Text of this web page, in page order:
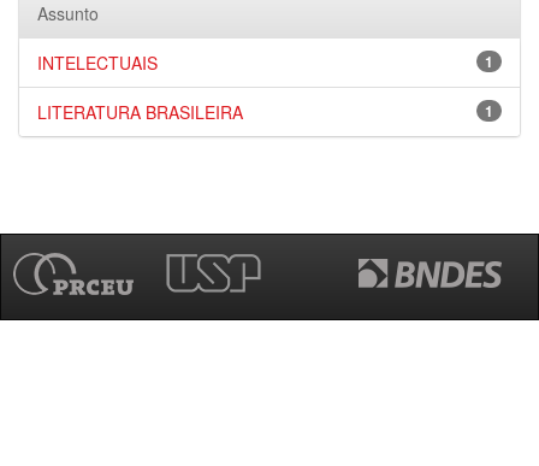
Assunto
1
INTELECTUAIS
1
LITERATURA BRASILEIRA